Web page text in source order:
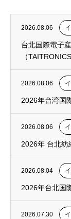
2026.08.06
台北国際電子
（TAITRONICS
2026.08.06
2026年台湾国
2026.08.06
2026年 台北紡
2026.08.04
2026年台北国
2026.07.30